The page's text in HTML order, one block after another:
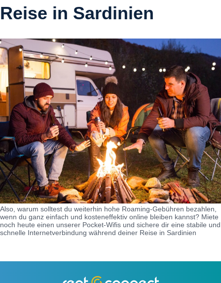
Reise in Sardinien
Also, warum solltest du weiterhin hohe Roaming-Gebühren bezahlen,
wenn du ganz einfach und kosteneffektiv online bleiben kannst? Miete
noch heute einen unserer Pocket-Wifis und sichere dir eine stabile und
schnelle Internetverbindung während deiner Reise in Sardinien